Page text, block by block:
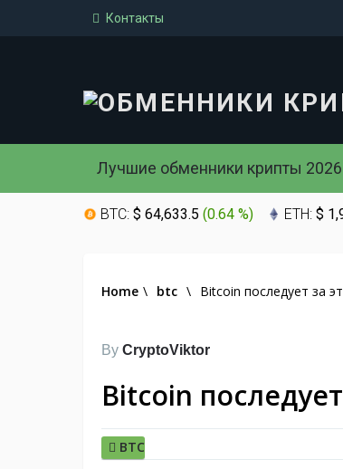
Контакты
Лучшие обменники крипты 2026
BTC: $ 64,633.5 (0.64 %) ETH: $
Home \ btc \ Bitcoin последует за
By CryptoViktor
Bitcoin
BTC